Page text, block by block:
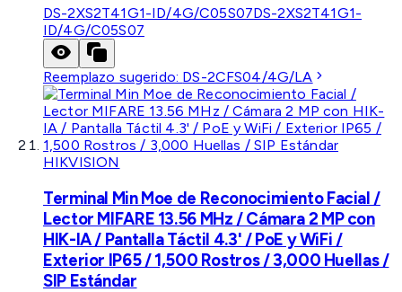
DS-2XS2T41G1-ID/4G/C05S07DS-2XS2T41G1-
ID/4G/C05S07
Reemplazo sugerido: DS-2CFS04/4G/LA
HIKVISION
Terminal Min Moe de Reconocimiento Facial /
Lector MIFARE 13.56 MHz / Cámara 2 MP con
HIK-IA / Pantalla Táctil 4.3' / PoE y WiFi /
Exterior IP65 / 1,500 Rostros / 3,000 Huellas /
SIP Estándar